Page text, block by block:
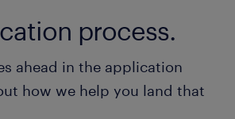
d'offrir des avantages
travailleurs temporaires, y
process.
ahead in the application
how we help you land that